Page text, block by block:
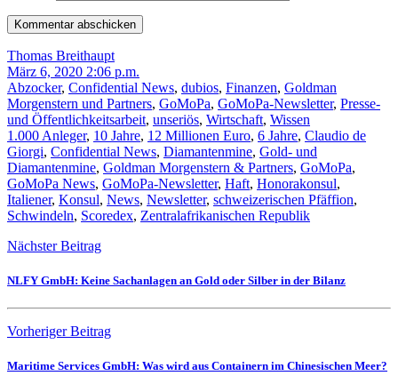
Thomas Breithaupt
März 6, 2020 2:06 p.m.
Abzocker, Confidential News, dubios, Finanzen, Goldman
Morgenstern und Partners, GoMoPa, GoMoPa-Newsletter, Presse-
und Öffentlichkeitsarbeit, unseriös, Wirtschaft, Wissen
1.000 Anleger, 10 Jahre, 12 Millionen Euro, 6 Jahre, Claudio de
Giorgi, Confidential News, Diamantenmine, Gold- und
Diamantenmine, Goldman Morgenstern & Partners, GoMoPa,
GoMoPa News, GoMoPa-Newsletter, Haft, Honorakonsul,
Italiener, Konsul, News, Newsletter, schweizerischen Pfäffion,
Schwindeln, Scoredex, Zentralafrikanischen Republik
Nächster Beitrag
NLFY GmbH: Keine Sachanlagen an Gold oder Silber in der Bilanz
Vorheriger Beitrag
Maritime Services GmbH: Was wird aus Containern im Chinesischen Meer?